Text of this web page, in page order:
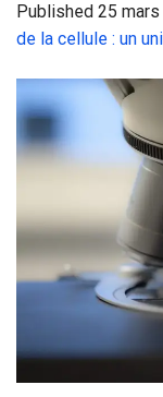
Published 25
de la cellule : un